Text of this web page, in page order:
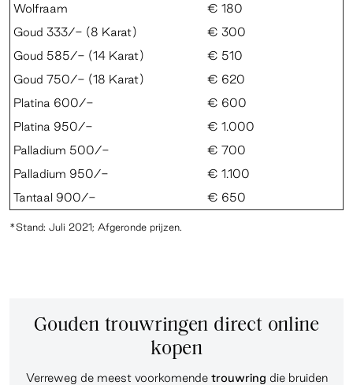
Wolfraam
€ 180
Goud 333/- (8 Karat)
€ 300
Goud 585/- (14 Karat)
€ 510
Goud 750/- (18 Karat)
€ 620
Platina 600/-
€ 600
Platina 950/-
€ 1.000
Palladium 500/-
€ 700
Palladium 950/-
€ 1.100
Tantaal 900/-
€ 650
*Stand: Juli 2021; Afgeronde prijzen.
Gouden trouwringen direct online
kopen
Verreweg de meest voorkomende trouwring die bruiden